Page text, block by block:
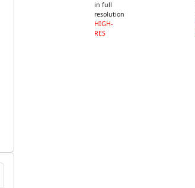
in full
resolution
HIGH-
RES